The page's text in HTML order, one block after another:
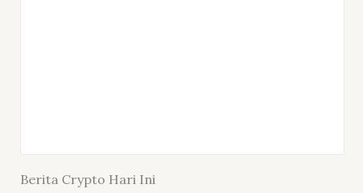
Berita Crypto Hari Ini